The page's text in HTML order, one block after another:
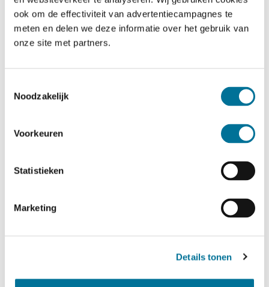
ook om de effectiviteit van advertentiecampagnes te
meten en delen we deze informatie over het gebruik van
onze site met partners.
Noodzakelijk
Voorkeuren
Statistieken
Marketing
Details tonen
Eventuele opmerkingen